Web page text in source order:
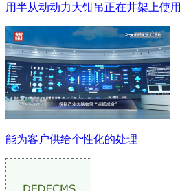
用半从动动力大钳吊正在井架上使用
能为客户供给个性化的处理